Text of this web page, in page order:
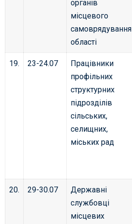
органів
місцевого
самоврядування
області
19. 23-24.07
Працівники
профільних
структурних
підрозділів
сільських,
селищних,
міських рад
20. 29-30.07
Державні
службовці
місцевих